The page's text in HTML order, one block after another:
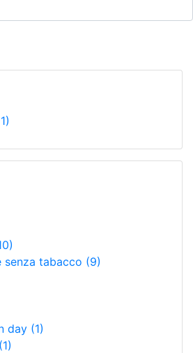
senza tabacco (9)
day (1)
(1)